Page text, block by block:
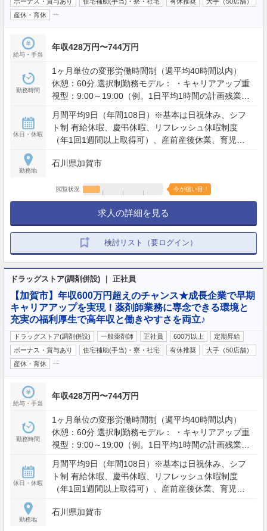
産休・育休
給与・手当
年収428万円〜744万円
勤務時間
1ヶ月単位の変形労働時間制（週平均40時間以内）
休憩：60分 選択制勤務モデル： ・キャリアアップ重
視型：9:00～19:00（例。1日平均1時間の計画残業を
で実働8時間（残業想定少） ※夜間・土日含むシフト
勤務あり（配属店舗の営業時間による）
休日・休暇
月間平均9日（年間108日）※基本は日祝休み、シフ
ト制 有給休暇、慶弔休暇、リフレッシュ休暇制度
（年1回1週間以上取得可）、産前産後休業、育児休
勤務地
石川県加賀市
閲覧状況 今が狙い目！
求人の詳細を見る
検討リスト（要ログイン）
ドラッグストア(調剤併設) ｜ 正社員
【加賀市】年収600万円超えのチャンス★成長企業で早期
キャリアアップを実現！薬剤師業務に専念できる環境と
充実の福利厚生で高年収と働きやすさを両立♪
ドラッグストア(調剤併設) 一般薬剤師 正社員 600万以上
定期昇給
ボーナス・賞与あり
住宅補助(手当)・寮・社宅 有休推奨
大手（50店舗）
産休・育休
給与・手当
年収428万円〜744万円
勤務時間
1ヶ月単位の変形労働時間制（週平均40時間以内）
休憩：60分 選択制勤務モデル： ・キャリアアップ重
視型：9:00～19:00（例。1日平均1時間の計画残業を
で実働8時間（残業想定少） ※夜間・土日含むシフト
勤務あり（配属店舗の営業時間による）
休日・休暇
月間平均9日（年間108日）※基本は日祝休み、シフ
ト制 有給休暇、慶弔休暇、リフレッシュ休暇制度
（年1回1週間以上取得可）、産前産後休業、育児休
勤務地
石川県加賀市